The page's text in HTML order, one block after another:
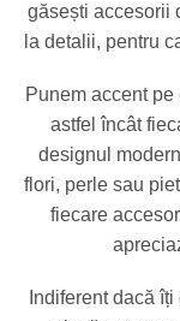
găsești accesorii
la detalii, pentru
Punem accent
astfel încât
designul
flori, perle sau
fiecare
Indiferent dacă